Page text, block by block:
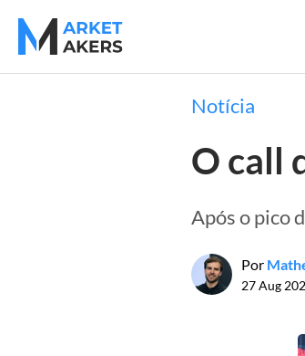
Notícia
O call
Após o pico
Por
27 Aug